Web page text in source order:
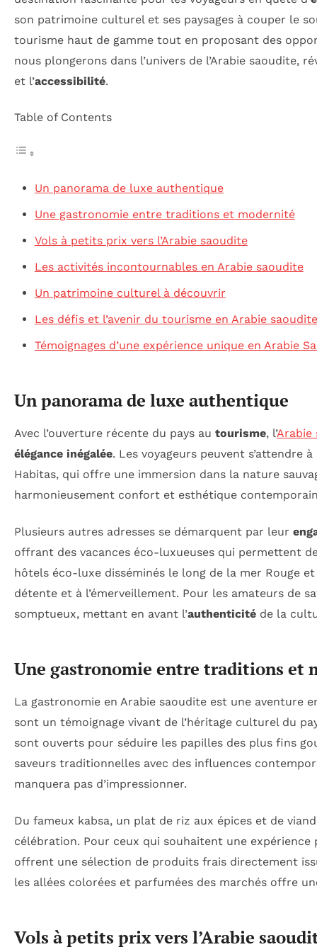
son patrimoine culturel et ses paysages à couper le
tourisme haut de gamme tout en proposant des
nous plongerons dans l’univers de l’Arabie saoudite,
et l’accessibilité.
Table of Contents
Un panorama de luxe authentique
Une gastronomie entre traditions et modernité
Vols à petits prix vers l’Arabie saoudite
Les activités incontournables en Arabie saoudite
Un patrimoine culturel à découvrir
Les défis et l’avenir du tourisme en Arabie saoudite
Témoignages d’une expérience unique en Arabie
Un panorama de luxe authentique
Avec l’ouverture récente du pays au tourisme, l’Arabie
élégance inégalée. Les voyageurs peuvent s’attendre
Habitas, qui offre une immersion dans la nature
harmonieusement confort et esthétique
Plusieurs autres adresses se démarquent par leur
offrant des vacances éco-luxueuses qui permettent
hôtels éco-luxe disséminés le long de la mer Rouge
détente et à l’émerveillement. Pour les amateurs de
somptueux, mettant en avant l’authenticité de la
Une gastronomie entre traditions et
La gastronomie en Arabie saoudite est une aventure
sont un témoignage vivant de l’héritage culturel du
sont ouverts pour séduire les papilles des plus fins
saveurs traditionnelles avec des influences
manquera pas d’impressionner.
Du fameux kabsa, un plat de riz aux épices et de
célébration. Pour ceux qui souhaitent une expérience
offrent une sélection de produits frais directement
les allées colorées et parfumées des marchés offre
Vols à petits prix vers l’Arabie